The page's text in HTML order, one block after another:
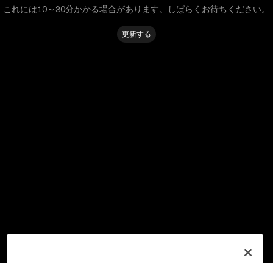
これには10～30分かかる場合があります。しばらくお待ちください。
更新する